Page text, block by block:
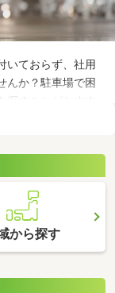
いておらず、社用
んか？駐車場で困
探すことがおすす
を確保できれば、
から探す